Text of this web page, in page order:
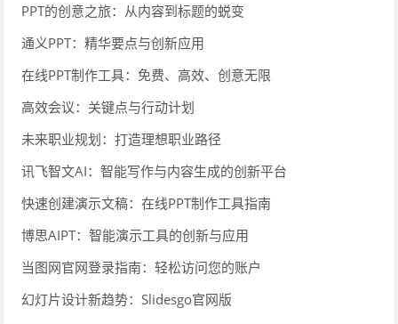
PPT的创意之旅：从内容到标题的蜕变
通义PPT：精华要点与创新应用
在线PPT制作工具：免费、高效、创意无限
高效会议：关键点与行动计划
未来职业规划：打造理想职业路径
讯飞智文AI：智能写作与内容生成的创新平台
快速创建演示文稿：在线PPT制作工具指南
博思AIPT：智能演示工具的创新与应用
当图网官网登录指南：轻松访问您的账户
幻灯片设计新趋势：Slidesgo官网版